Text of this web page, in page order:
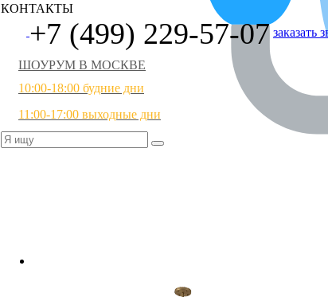
КОНТАКТЫ
+7 (499) 229-57-07 заказать
ШОУРУМ В МОСКВЕ
10:00-18:00 будние дни
11:00-17:00 выходные дни